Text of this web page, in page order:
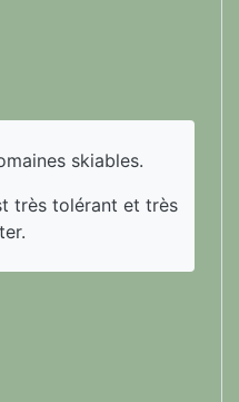
skiables.
très tolérant et très